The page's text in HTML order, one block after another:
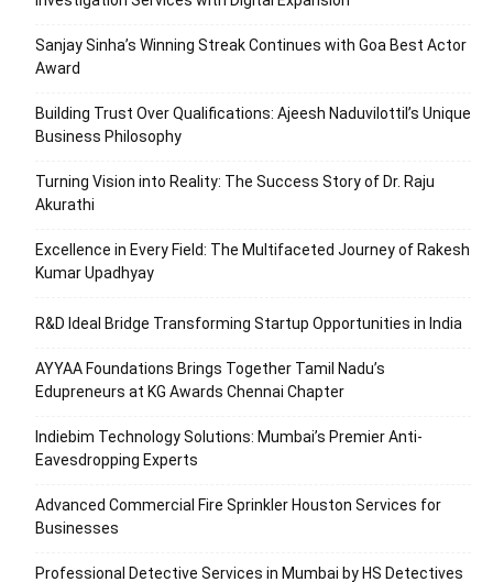
Sanjay Sinha’s Winning Streak Continues with Goa Best Actor
Award
Building Trust Over Qualifications: Ajeesh Naduvilottil’s Unique
Business Philosophy
Turning Vision into Reality: The Success Story of Dr. Raju
Akurathi
Excellence in Every Field: The Multifaceted Journey of Rakesh
Kumar Upadhyay
R&D Ideal Bridge Transforming Startup Opportunities in India
AYYAA Foundations Brings Together Tamil Nadu’s
Edupreneurs at KG Awards Chennai Chapter
Indiebim Technology Solutions: Mumbai’s Premier Anti-
Eavesdropping Experts
Advanced Commercial Fire Sprinkler Houston Services for
Businesses
Professional Detective Services in Mumbai by HS Detectives